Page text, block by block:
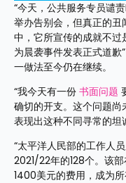
“今天，公共服务专员谴
举办告别会，但真正的
中，它所宣传的成就不过
为晨袭事件发表正式道
一做法至今仍在继续。
“我今天有一份 书面问题
确切的开支。这个问题
表现出这种不同寻常的坦
“太平洋人民部的工作人
2021/22年的128个。该
1400美元的费用，成为